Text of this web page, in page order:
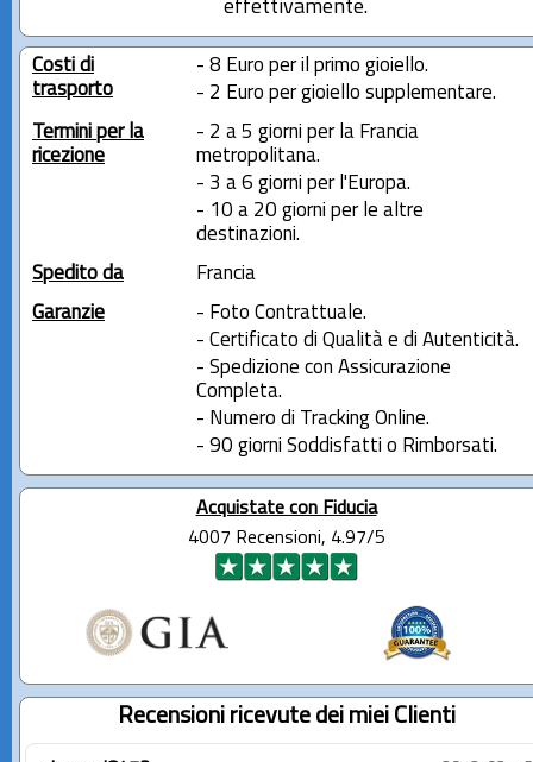
effettivamente.
Costi di
trasporto
- 8 Euro per il primo gioiello.
- 2 Euro per gioiello supplementare.
Termini per la
ricezione
- 2 a 5 giorni per la Francia
metropolitana.
- 3 a 6 giorni per l'Europa.
- 10 a 20 giorni per le altre
destinazioni.
Spedito da
Francia
Garanzie
- Foto Contrattuale.
- Certificato di Qualità e di Autenticità.
- Spedizione con Assicurazione
Completa.
- Numero di Tracking Online.
- 90 giorni Soddisfatti o Rimborsati.
Acquistate con Fiducia
4007 Recensioni, 4.97/5
Recensioni ricevute dei miei Clienti